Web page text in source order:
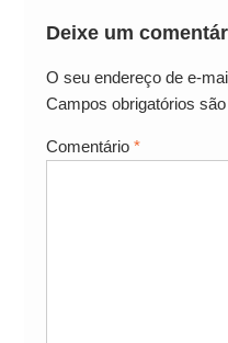
Deixe um
O seu endereço de e-
Campos obrigatórios
Comentário *